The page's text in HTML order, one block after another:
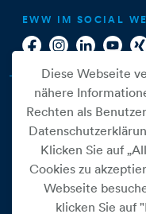
EWW IM SOCIAL
Cookie Einstellungen
Diese Webseite
nähere
Rechten als
Klicken Sie auf
Cookies zu
Webseite
klicken Sie auf